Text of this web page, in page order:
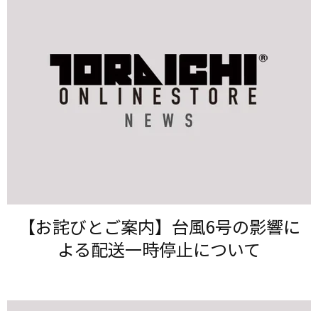
【お詫びと​ご案内】台風6号の​影響に​
よる​配送一時​停止に​ついて